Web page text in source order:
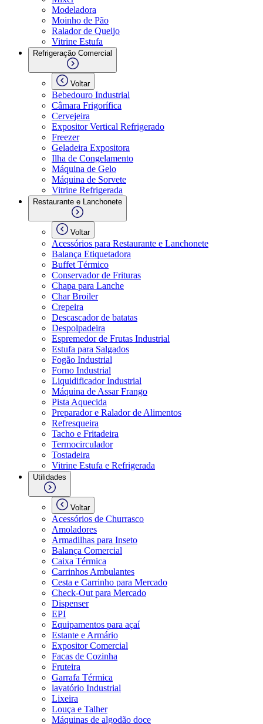
Modeladora
Moinho de Pão
Ralador de Queijo
Vitrine Estufa
Refrigeração Comercial
Voltar
Bebedouro Industrial
Câmara Frigorífica
Cervejeira
Expositor Vertical Refrigerado
Freezer
Geladeira Expositora
Ilha de Congelamento
Máquina de Gelo
Máquina de Sorvete
Vitrine Refrigerada
Restaurante e Lanchonete
Voltar
Acessórios para Restaurante e Lanchonete
Balança Etiquetadora
Buffet Térmico
Conservador de Frituras
Chapa para Lanche
Char Broiler
Crepeira
Descascador de batatas
Despolpadeira
Espremedor de Frutas Industrial
Estufa para Salgados
Fogão Industrial
Forno Industrial
Liquidificador Industrial
Máquina de Assar Frango
Pista Aquecida
Preparador e Ralador de Alimentos
Refresqueira
Tacho e Fritadeira
Termocirculador
Tostadeira
Vitrine Estufa e Refrigerada
Utilidades
Voltar
Acessórios de Churrasco
Amoladores
Armadilhas para Inseto
Balança Comercial
Caixa Térmica
Carrinhos Ambulantes
Cesta e Carrinho para Mercado
Check-Out para Mercado
Dispenser
EPI
Equipamentos para açaí
Estante e Armário
Expositor Comercial
Facas de Cozinha
Fruteira
Garrafa Térmica
lavatório Industrial
Lixeira
Louça e Talher
Máquinas de algodão doce